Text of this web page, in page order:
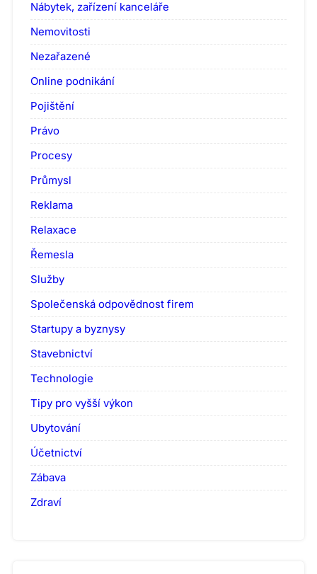
Nábytek, zařízení kanceláře
Nemovitosti
Nezařazené
Online podnikání
Pojištění
Právo
Procesy
Průmysl
Reklama
Relaxace
Řemesla
Služby
Společenská odpovědnost firem
Startupy a byznysy
Stavebnictví
Technologie
Tipy pro vyšší výkon
Ubytování
Účetnictví
Zábava
Zdraví